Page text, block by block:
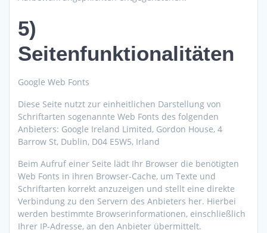
5)
Seitenfunktionalitäten
Google Web Fonts
Diese Seite nutzt zur einheitlichen Darstellung von
Schriftarten sogenannte Web Fonts des folgenden
Anbieters: Google Ireland Limited, Gordon House, 4
Barrow St, Dublin, D04 E5W5, Irland
Beim Aufruf einer Seite lädt Ihr Browser die benötigten
Web Fonts in ihren Browser-Cache, um Texte und
Schriftarten korrekt anzuzeigen und stellt eine direkte
Verbindung zu den Servern des Anbieters her. Hierbei
werden bestimmte Browserinformationen, einschließlich
Ihrer IP-Adresse, an den Anbieter übermittelt.